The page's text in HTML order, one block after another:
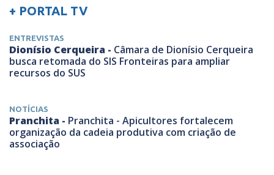
+ PORTAL TV
ENTREVISTAS
Dionísio Cerqueira - Câmara de Dionísio Cerqueira
busca retomada do SIS Fronteiras para ampliar
recursos do SUS
NOTÍCIAS
Pranchita - Pranchita - Apicultores fortalecem
organização da cadeia produtiva com criação de
associação